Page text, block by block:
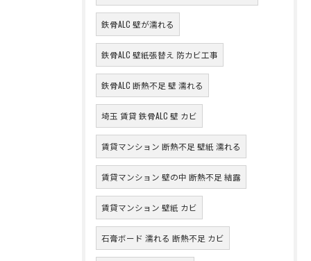
鉄骨ALC 壁が濡れる
鉄骨ALC 壁紙張替え 防カビ工事
鉄骨ALC 断熱不足 壁 濡れる
埼玉 賃貸 鉄骨ALC 壁 カビ
賃貸マンション 断熱不足 壁紙 濡れる
賃貸マンション 壁の中 断熱不足 結露
賃貸マンション 壁紙 カビ
石膏ボード 濡れる 断熱不足 カビ